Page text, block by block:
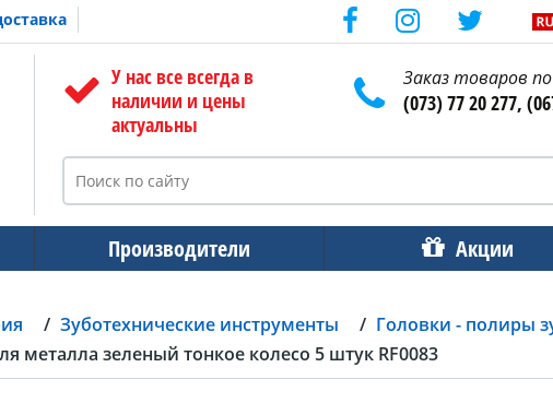
У нас все всегда в
наличии и цены
актуальны
Заказ товаров
(073) 77 20 277,
Производители Акции
Зуботехнические инструменты
Головки - полиры
металла зеленый тонкое колесо 5 штук RF0083